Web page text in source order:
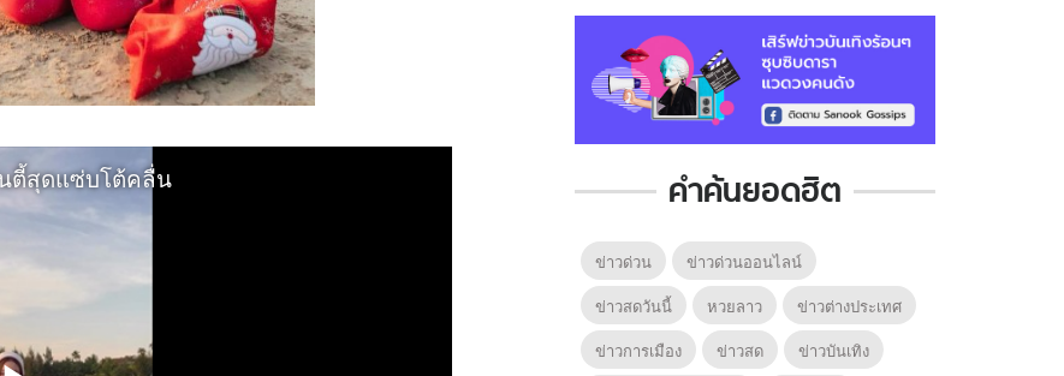
คำค้นยอดฮิต
ข่าวด่วน
ข่าวด่วนออนไลน์
ข่าวสดวันนี้
หวยลาว
ข่าวต่างประเทศ
ข่าวการเมือง
ข่าวสด
ข่าวบันเทิง